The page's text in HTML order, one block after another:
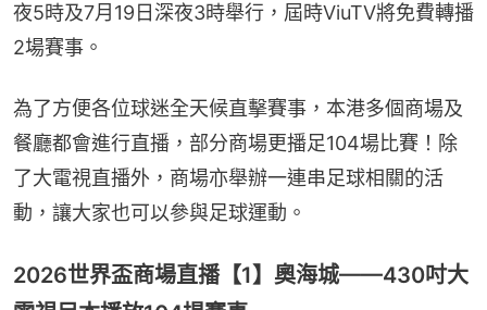
夜5時及7月19日深夜3時舉行，屆時ViuTV將免費轉播
2場賽事。
為了方便各位球迷全天候直擊賽事，本港多個商場及
餐廳都會進行直播，部分商場更播足104場比賽！除
了大電視直播外，商場亦舉辦一連串足球相關的活
動，讓大家也可以參與足球運動。
2026世界盃商場直播【1】奧海城——430吋大